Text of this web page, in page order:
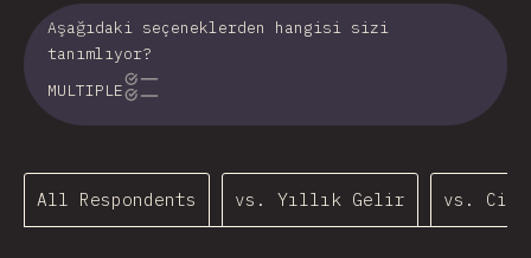
Aşağıdaki seçeneklerden hangisi sizi
tanımlıyor?
MULTIPLE
All Respondents vs. Yıllık Gelir vs.